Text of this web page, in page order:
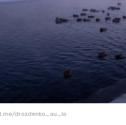
drozdenko_au_lo